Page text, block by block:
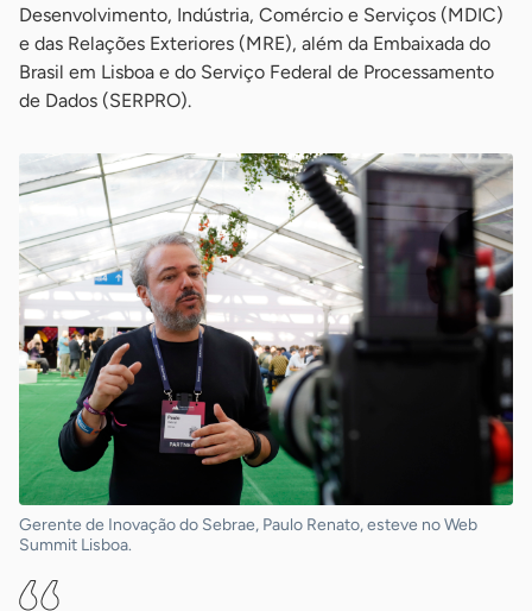
Desenvolvimento, Indústria, Comércio e Serviços (MDIC)
e das Relações Exteriores (MRE), além da Embaixada do
Brasil em Lisboa e do Serviço Federal de Processamento
de Dados (SERPRO).
Gerente de Inovação do Sebrae, Paulo Renato, esteve no Web
Summit Lisboa.